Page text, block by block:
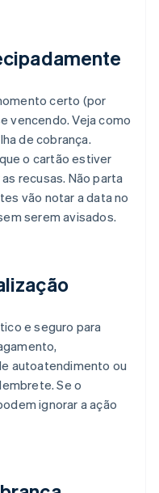
certo (por
vencendo. Veja como
de cobrança.
o cartão estiver
recusas. Não parta
vão notar a data no
serem avisados.
e seguro para
autoatendimento ou
Se o
ignorar a ação